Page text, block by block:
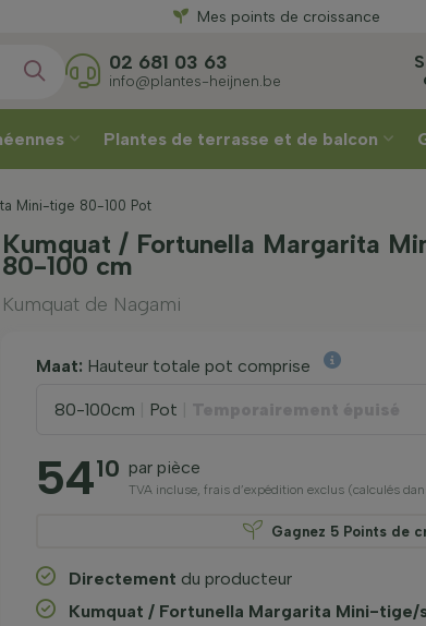
une réduction
Mes points de croissance
02 681 03 63
info@plantes-heijnen.be
Plantes de terrasse et de balcon
Mini-tige 80-100 Pot
Kumquat / Fortunella Margarita
80-100 cm
Kumquat de Nagami
Maat: Hauteur totale pot comprise
80-100cm Pot
5410 par pièce
TVA incluse, frais d’expédition exclus (calculés
Gagnez 5 Points de
Directement du producteur
Kumquat / Fortunella Margarita Mini-